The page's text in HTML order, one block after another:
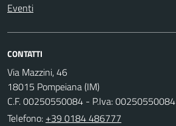
Eventi
CONTATTI
Via Mazzini, 46
18015 Pompeiana (IM)
C.F. 00250550084 - P.Iva: 00250550084
Telefono: +39 0184 486777